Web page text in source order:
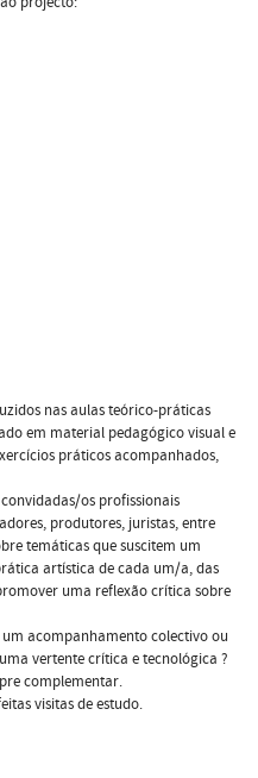
nas aulas teórico-práticas
em material pedagógico visual e
práticos acompanhados,
os profissionais
produtores, juristas, entre
temáticas que suscitem um
artística de cada um/a, das
uma reflexão crítica sobre
acompanhamento colectivo ou
vertente crítica e tecnológica ?
complementar.
visitas de estudo.